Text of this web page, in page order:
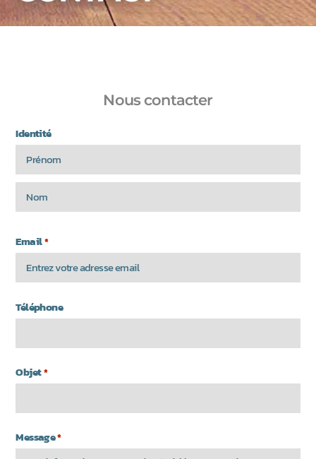
Nous contacter
Identité
Email*
Téléphone
Objet*
Message*